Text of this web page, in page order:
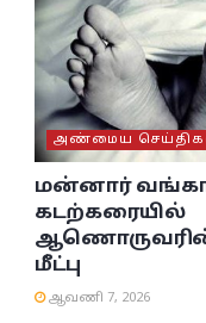
அண்மைய
மன்னார்
கடற்கரையில்
மீட்பு
ஆவணி 7, 2026